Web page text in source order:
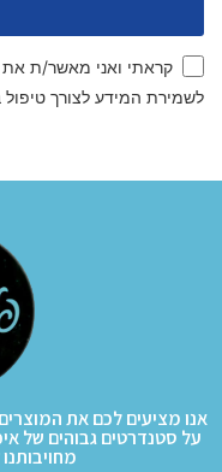
קראתי ואני מאשר/ת את
לשמירת המידע לצורך טיפול
אנו מציעים לכם את
על סטנדרטים גבוהים של